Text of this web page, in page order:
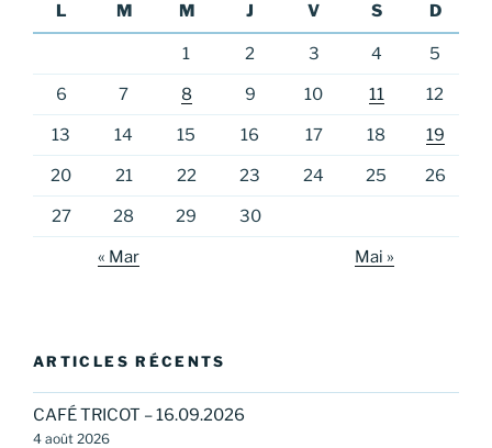
L
M M J V S D
1 2 3 4 5
6 7 8 9 10 11 12
13 14 15 16 17 18 19
20 21 22 23 24 25 26
27 28 29 30
« Mar Mai »
ARTICLES RÉCENTS
CAFÉ TRICOT – 16.09.2026
4 août 2026